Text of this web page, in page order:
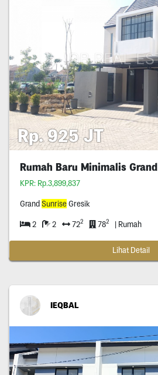
Rp. 925 JT
Rumah Baru Minimalis Grand
KPR: Rp.3,899,837
Grand SunriseGresik
2 2 722 782 | Rumah
Lihat Detail
IEQBAL